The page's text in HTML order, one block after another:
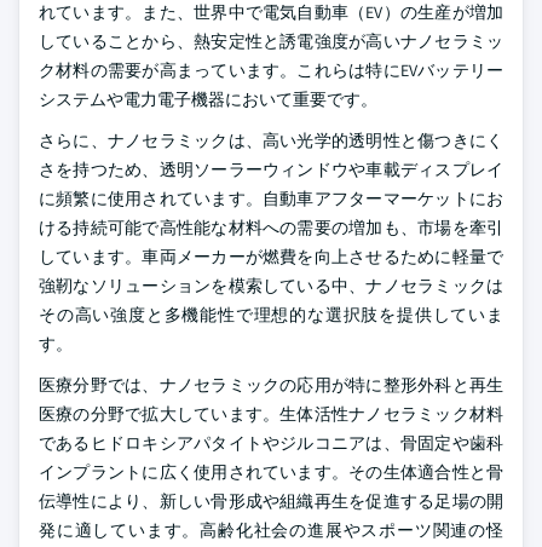
れています。また、世界中で電気自動車（EV）の生産が増加
していることから、熱安定性と誘電強度が高いナノセラミッ
ク材料の需要が高まっています。これらは特にEVバッテリー
システムや電力電子機器において重要です。
さらに、ナノセラミックは、高い光学的透明性と傷つきにく
さを持つため、透明ソーラーウィンドウや車載ディスプレイ
に頻繁に使用されています。自動車アフターマーケットにお
ける持続可能で高性能な材料への需要の増加も、市場を牽引
しています。車両メーカーが燃費を向上させるために軽量で
強靭なソリューションを模索している中、ナノセラミックは
その高い強度と多機能性で理想的な選択肢を提供していま
す。
医療分野では、ナノセラミックの応用が特に整形外科と再生
医療の分野で拡大しています。生体活性ナノセラミック材料
であるヒドロキシアパタイトやジルコニアは、骨固定や歯科
インプラントに広く使用されています。その生体適合性と骨
伝導性により、新しい骨形成や組織再生を促進する足場の開
発に適しています。高齢化社会の進展やスポーツ関連の怪